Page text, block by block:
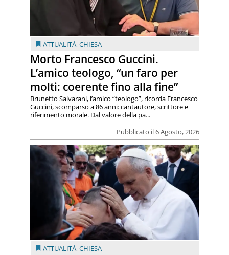
ATTUALITÀ,CHIESA
Morto Francesco Guccini.
L’amico teologo, “un faro per
molti: coerente fino alla fine”
Pubblicato il 6 Agosto, 2026
Brunetto Salvarani, l’amico “teologo”, ricorda Francesco
Guccini, scomparso a 86 anni: cantautore, scrittore e
riferimento morale. Dal valore della pa...
ATTUALITÀ,CHIESA